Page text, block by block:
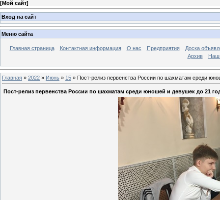
[Мой сайт]
Вход на сайт
Меню сайта
Главная страница Контактная информация О нас Предприятия
Доска
Архив
Главная » 2022 » Июнь » 15 » Пост-релиз первенства России по шахматам среди
Пост-релиз первенства России по шахматам среди юношей и девушек до 21